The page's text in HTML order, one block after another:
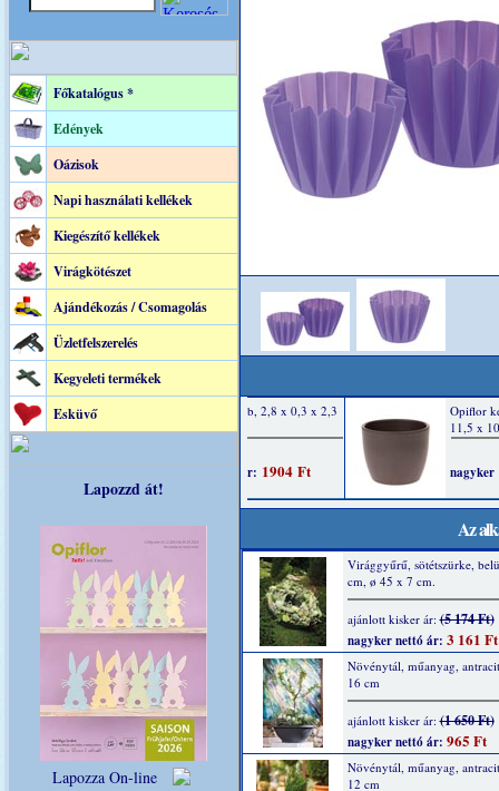
Főkatalógus *
Edények
Oázisok
Napi használati kellékek
Kiegészítő kellékek
Virágkötészet
Ajándékozás / Csomagolás
Üzletfelszerelés
Kegyeleti termékek
Esküvő
Lapozzd át!
Lapozza On-line
Az
Virággyűrű, sötétszürke,
cm, ø 45 x 7 cm.
ajánlott kisker ár:(5 174 Ft)
nagyker nettó ár: 3 161 Ft
Növénytál, műanyag,
16 cm
ajánlott kisker ár:(1 650 Ft)
nagyker nettó ár: 965 Ft
Növénytál, műanyag,
12 cm